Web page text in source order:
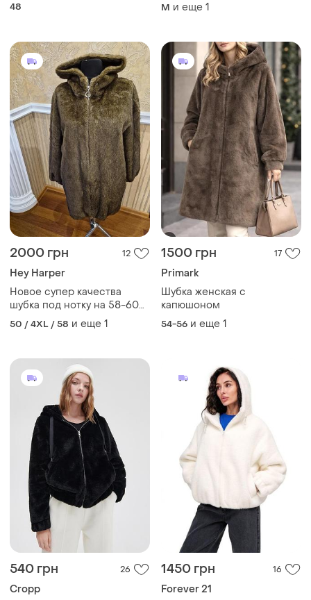
48 M и еще 1
2000 грн 12
Hey Harper
Новое супер качества
шубка под нотку на 58-60
размер
50 / 4XL / 58 и еще 1
1500 грн 17
Primark
Шубка женская с
капюшоном
54-56 и еще 1
540 грн 26
Cropp
1450 грн 16
Forever 21